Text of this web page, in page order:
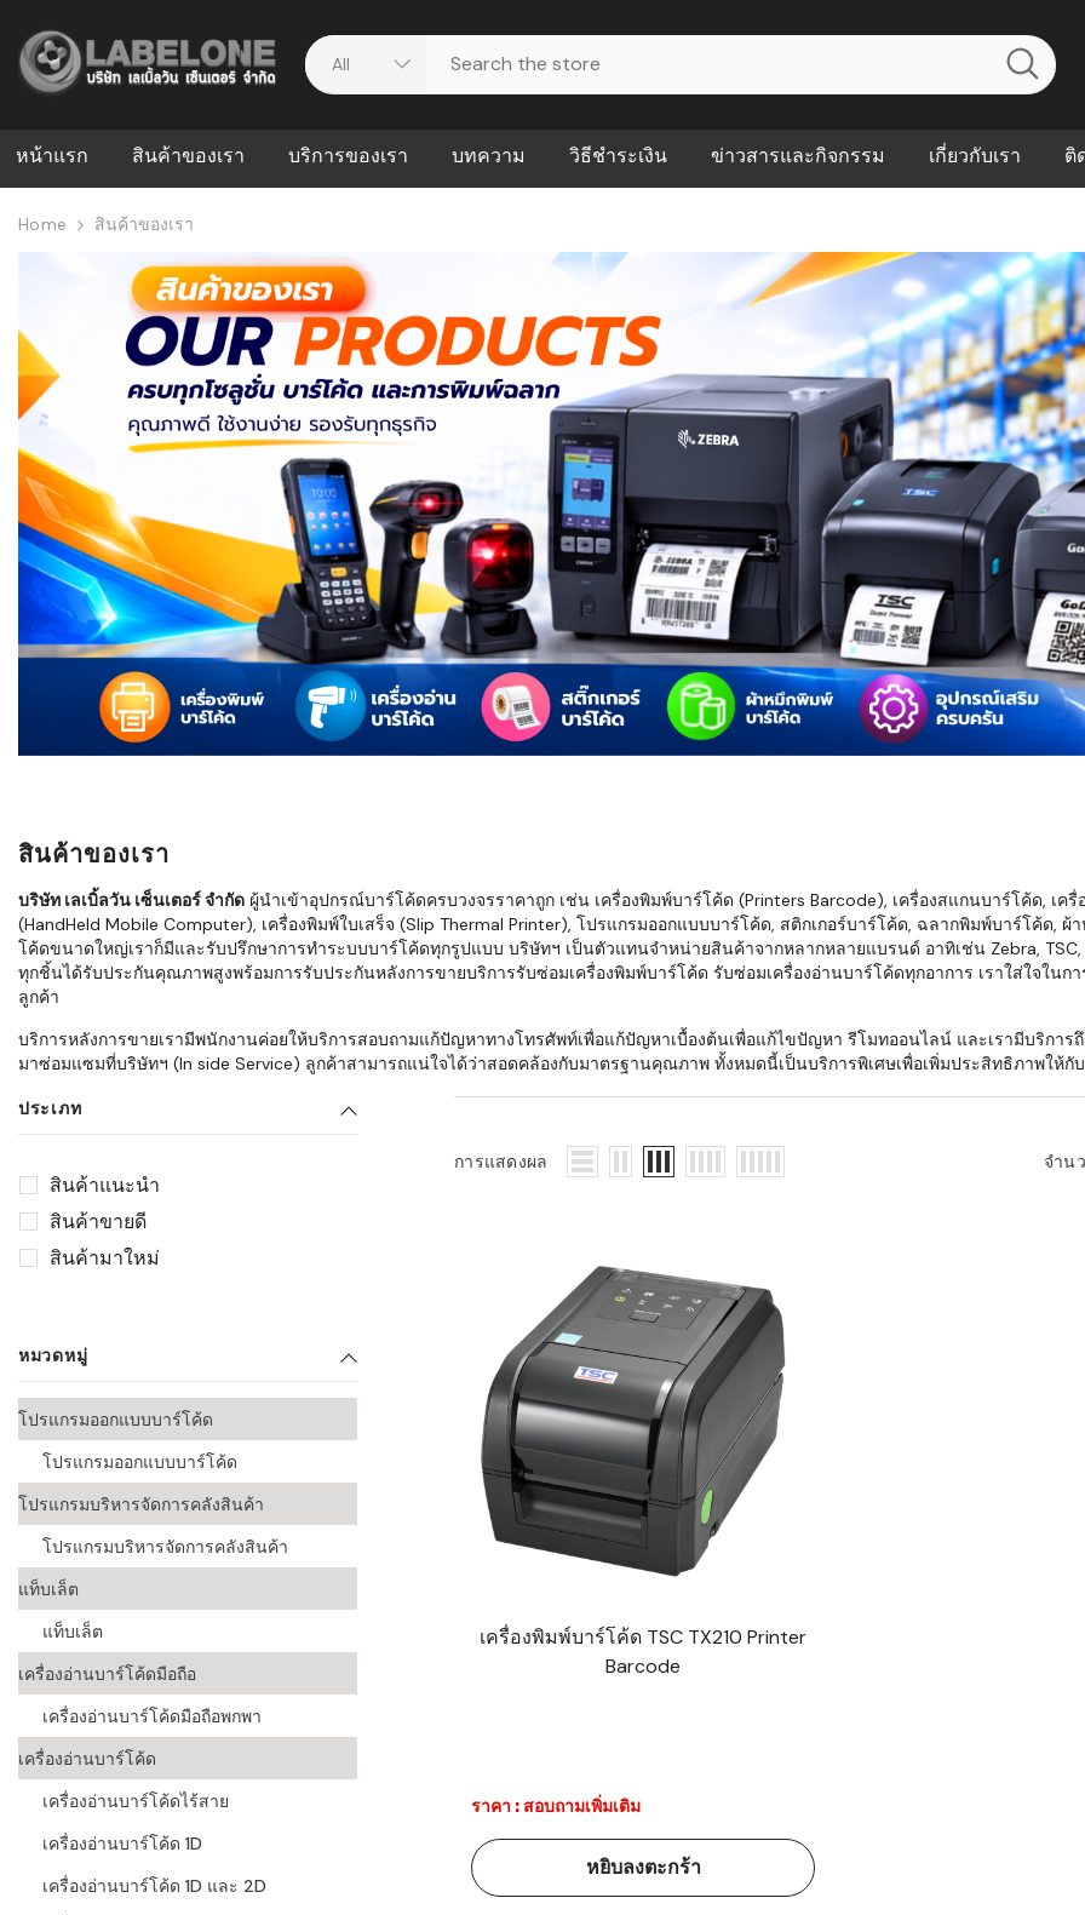
หน้าแรก สินค้าของเรา บริการของเรา
ดาวน์โหลดไดร์เวอร์
วีดีโอแนะนำ
บทความ
บริหารคลังสินค้าที่ช่วยลด
สต็อกแบบ Real-time
ปัญหาคลังสินค้าที่บอกว่า
ธุรกิจของคุณควรเริ่มใช้
WMS กับ ERP ต่างกัน
อย่างไร? ทำไมหลายธุรกิจ
ต้องใช้ร่วมกัน
ใช้ Excel คุมสต็อก กับใช้
WMS ต่างกันอย่างไร?
แบบไหนเหมาะกับธุรกิจที่
กำลังเติบโต
ขั้นตอนการทำงานของ
WMS ตั้งแต่รับสินค้า จัด
เก็บ หยิบ แพ็ก จนถึงจัดส่ง
อย่างไร
WMS สำหรับธุรกิจ 3PL,
ค้าส่ง และ E-Commerce:
แนะนำ Checklist ก่อน
เลือกระบบ WMS: ธุรกิจ
ก่อนเริ่มติดตั้ง
ระบบบาร์โค้ดในธุรกิจขน
ส่งและโลจิสติกส์
ระบบบาร์โค้ดในธุรกิจ
ขายธุรกิจค้าปลีก
การพัฒนาบาร์โค้ดในงาน
อุตสาหกรรม
ระบบบาร์โค้ดใน
อุตสาหกรรมยานยนต์
อุตสาหกรรมเสื้อผ้า
แพทย์
ระบบบาร์โค้ดในด้านการ
วิธีชำระเงิน ข่าวสารและกิจกรรม เกี่ยวกับเรา
FAQs
Our Customer
ติ
Home สินค้าของเรา
สินค้าของเรา
บริษัท เลเบิ้ลวัน เซ็นเตอร์ จำกัด ผู้นำเข้าอุปกรณ์บาร์โค้ดครบวงจรราคาถูก เช่น เครื่องพิมพ์บาร์โค้ด (Printers Barcode), เครื่องสแกนบาร์โค้ด, เค
(HandHeld Mobile Computer), เครื่องพิมพ์ใบเสร็จ (Slip Thermal Printer), โปรแกรมออกแบบบาร์โค้ด, สติกเกอร์บาร์โค้ด, ฉลากพิมพ์บาร์โค้ด,
โค้ดขนาดใหญ่เราก็มีและรับปรึกษาการทำระบบบาร์โค้ดทุกรูปแบบ บริษัทฯ เป็นตัวแทนจำหน่ายสินค้าจากหลากหลายแบรนด์ อาทิเช่น Zebra, TSC,
ทุกชิ้นได้รับประกันคุณภาพสูงพร้อมการรับประกันหลังการขายบริการรับซ่อมเครื่องพิมพ์บาร์โค้ด รับซ่อมเครื่องอ่านบาร์โค้ดทุกอาการ เราใส่ใจใน
ลูกค้า
บริการหลังการขายเรามีพนักงานค่อยให้บริการสอบถามแก้ปัญหาทางโทรศัพท์เพื่อแก้ปัญหาเบื้องต้นเพื่อแก้ไขปัญหา รีโมทออนไลน์ และเรามีบริการ
มาซ่อมแซมที่บริษัทฯ (In side Service) ลูกค้าสามารถแน่ใจได้ว่าสอดคล้องกับมาตรฐานคุณภาพ ทั้งหมดนี้เป็นบริการพิเศษเพื่อเพิ่มประสิทธิภาพให้กั
ประเภท
สินค้าแนะนำ
สินค้าขายดี
สินค้ามาใหม่
หมวดหมู่
โปรแกรมออกแบบบาร์โค้ด
โปรแกรมออกแบบบาร์โค้ด
โปรแกรมบริหารจัดการคลังสินค้า
โปรแกรมบริหารจัดการคลังสินค้า
แท็บเล็ต
แท็บเล็ต
เครื่องอ่านบาร์โค้ดมือถือ
เครื่องอ่านบาร์โค้ดมือถือพกพา
เครื่องอ่านบาร์โค้ด
เครื่องอ่านบาร์โค้ดไร้สาย
เครื่องอ่านบาร์โค้ด 1D
เครื่องอ่านบาร์โค้ด 1D และ 2D
การแสดงผล จำน
เครื่องพิมพ์บาร์โค้ด TSC TX210 Printer
Barcode
ราคา : สอบถามเพิ่มเติม
หยิบลงตะกร้า